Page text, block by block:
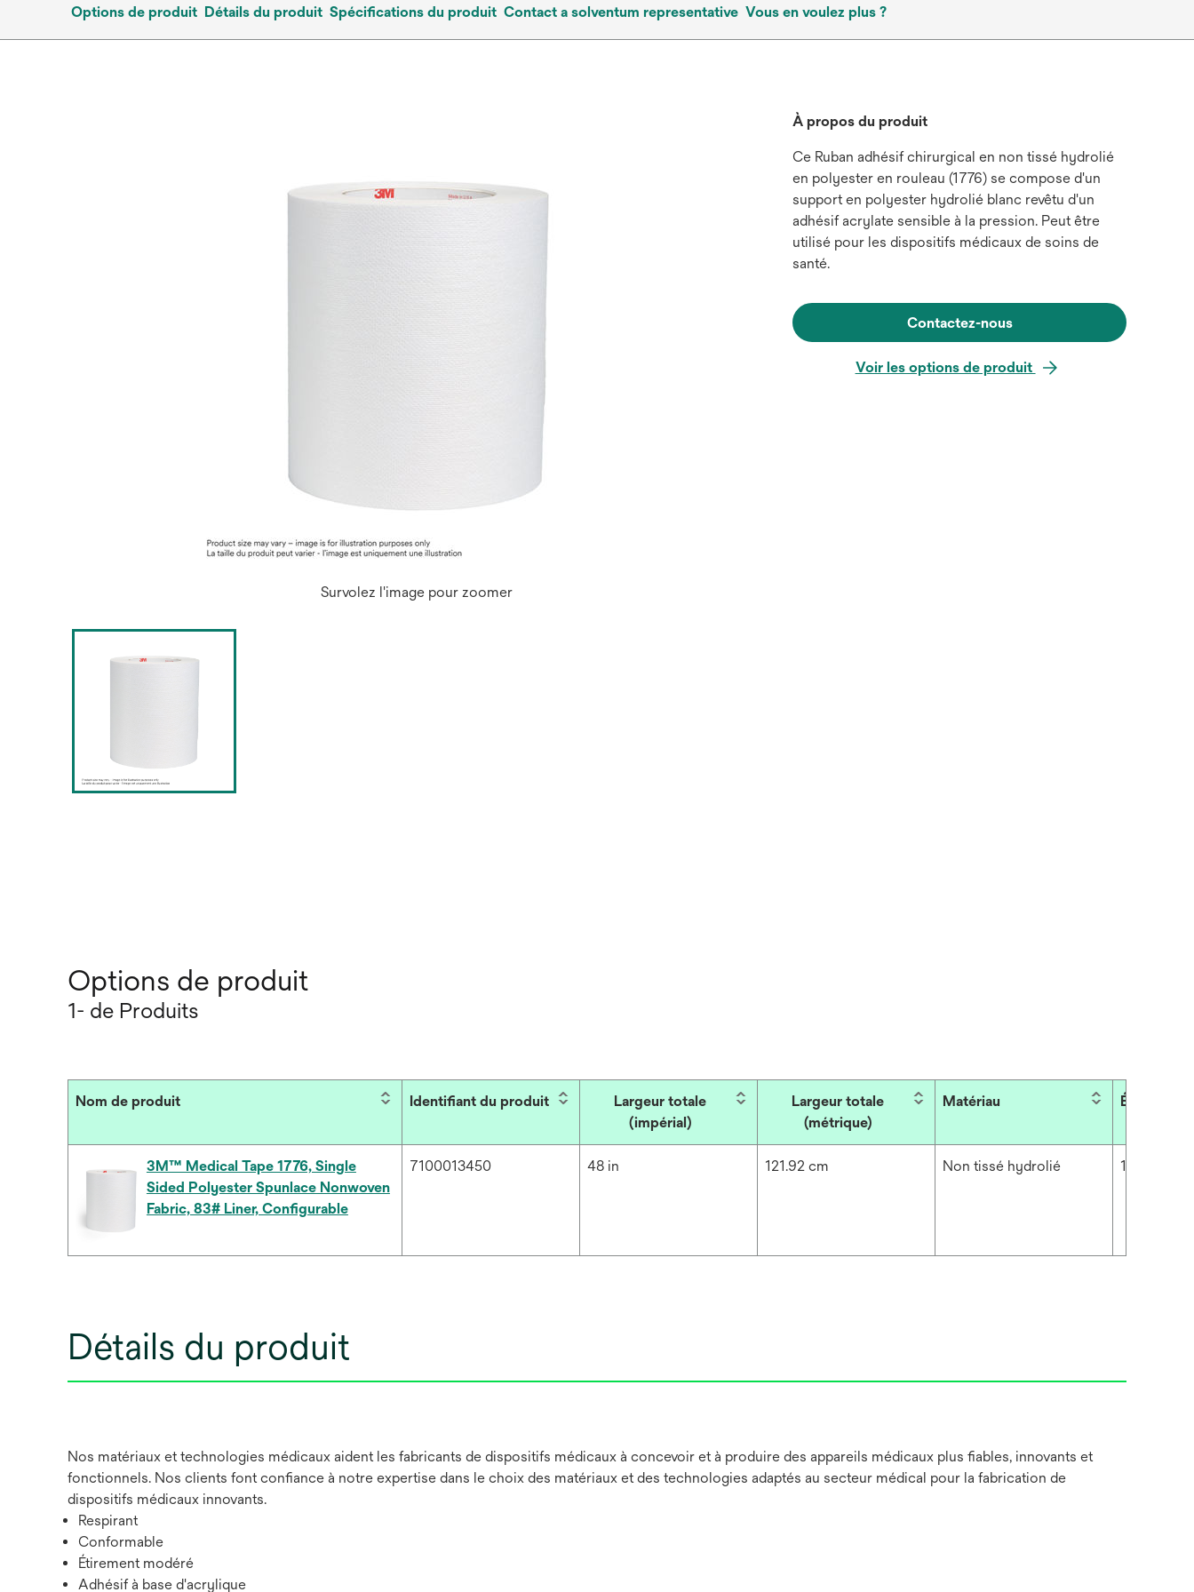
Options de produit Détails du produit Spécifications du produit Contact a solventum representative Vous en voulez plus ?
Survolez l'image pour zoomer
À propos du produit
Ce Ruban adhésif chirurgical en non tissé hydrolié
en polyester en rouleau (1776) se compose d'un
support en polyester hydrolié blanc revêtu d'un
adhésif acrylate sensible à la pression. Peut être
utilisé pour les dispositifs médicaux de soins de
santé.
Contactez-nous
Voir les options de produit
Options de produit
1- de Produits
Nom de produit Identifiant du produit
Largeur totale
(impérial)
Largeur totale
(métrique)
Matériau Épaisseur
3M™ Medical Tape 1776, Single
Sided Polyester Spunlace Nonwoven
Fabric, 83# Liner, Configurable
7100013450 48 in 121.92 cm Non tissé hydrolié 11.811 mil
Détails du produit
Nos matériaux et technologies médicaux aident les fabricants de dispositifs médicaux à concevoir et à produire des appareils médicaux plus fiables, innovants et
fonctionnels. Nos clients font confiance à notre expertise dans le choix des matériaux et des technologies adaptés au secteur médical pour la fabrication de
dispositifs médicaux innovants.
Respirant
Conformable
Étirement modéré
Adhésif à base d'acrylique